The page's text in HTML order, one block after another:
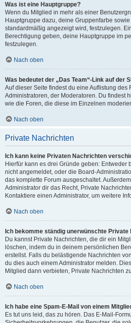
Was ist eine Hauptgruppe?
Wenn du Mitglied in mehr als einer
Hauptgruppe dazu, deine Gruppenfarbe
standardmäßig angezeigt wird, festzulegen.
Berechtigung geben, deine Hauptgruppe im
festzulegen.
Nach oben
Was bedeutet der „Das Team“-Link auf der
Auf dieser Seite findest du eine Auflistung
Administratoren, der Moderatoren. Du findest
wie die Foren, die diese im Einzelnen
Nach oben
Private Nachrichten
Ich kann keine Privaten Nachrichten
Hierfür kann es drei Gründe geben: Entweder
nicht angemeldet, oder die Board-
das komplette Forum ausgeschaltet.
Administrator dir das Recht, Private
Kontaktiere einen Administrator, um weitere
Nach oben
Ich bekomme ständig unerwünschte Private
Du kannst Private Nachrichten, die dir ein
löschen, indem du in deinem persönlichen
erstellst. Falls du belästigende Nachrichten
du dies auch einem Administrator melden.
Mitglied dann verbieten, Private Nachrichten
Nach oben
Ich habe eine Spam-E-Mail von einem
Es tut uns leid, das zu hören. Das E-Mail-